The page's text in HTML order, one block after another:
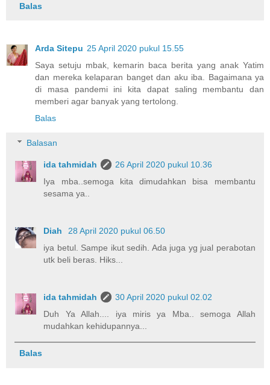
Balas
Arda Sitepu 25 April 2020 pukul 15.55
Saya setuju mbak, kemarin baca berita yang anak Yatim
dan mereka kelaparan banget dan aku iba. Bagaimana ya
di masa pandemi ini kita dapat saling membantu dan
memberi agar banyak yang tertolong.
Balas
Balasan
ida tahmidah
26 April 2020 pukul 10.36
Iya mba..semoga kita dimudahkan bisa membantu
sesama ya..
Diah
28 April 2020 pukul 06.50
iya betul. Sampe ikut sedih. Ada juga yg jual perabotan
utk beli beras. Hiks...
ida tahmidah
30 April 2020 pukul 02.02
Duh Ya Allah.... iya miris ya Mba.. semoga Allah
mudahkan kehidupannya...
Balas